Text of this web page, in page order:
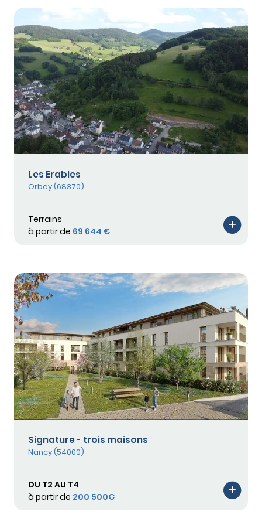
Les Erables
Orbey (68370)
Terrains
à partir de 69 644 €
Signature - trois maisons
Nancy (54000)
DU T2 AU T4
à partir de 200 500€